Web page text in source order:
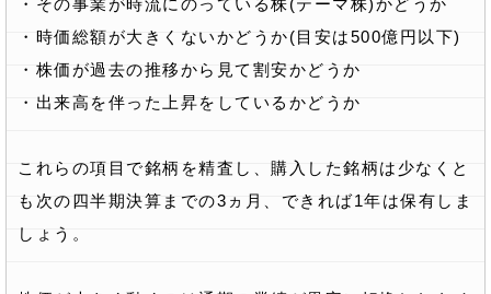
・その事業が時流にのっている株(テーマ株)かどうか
・時価総額が大きくないかどうか(目安は500億円以下)
・株価が過去の推移から見て割安かどうか
・出来高を伴った上昇をしているかどうか
これらの項目で銘柄を精査し、購入した銘柄は少なくと
も次の四半期決算までの3ヵ月、できれば1年は保有しま
しょう。